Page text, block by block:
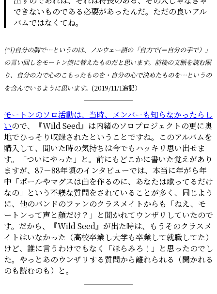
できないものである必要があったんだ。ただの良いアル
バムではなくてね。
(*1)自分の胸で…というのは、ノルウェー語の「自力で(＝自分の手で）」
の言い回しをモートン流に替えたものだと思います。前後の文脈を読む限
り、自分の力で心のこもったものを・自分の心で決めたものを…というの
を含んでいるように思います。 (2019/11/1追記）
モートンのソロ活動は、当時、メンバーも知らなかったらし
いので、『Wild Seed』は内緒のソロプロジェクトの更に奥
地でひっそり収録されたということですね。このアルバムを
購入して、聞いた時の気持ちは今でもハッキリ思い出せま
す。「ついにやった」と。前にもどこかに書いた覚えがあり
ますが、87－88年頃のインタビューでは、本当に年がら年
中「ポールやマグスは曲を作るのに、あなたは歌ってるだけ
なの」という不躾な質問をされていることが多く、同じよう
に、他のバンドのファンのクラスメイトからも「ねえ、モ
ートンって声と顔だけ？」と聞かれてウンザリしていたので
す。だから、『Wild Seed』が出た時は、もうそのクラスメ
イトはいなかった（高校卒業し大学も卒業して就職してた）
けど、誰に言うわけでもなく「ほらみろ！」と思ったのでし
た。やっとあのウンザリする質問から離れられる（聞かれる
のも読むのも）と。